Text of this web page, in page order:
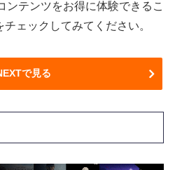
ンテンツをお得に体験できるこ
ェックしてみてください。
で見る